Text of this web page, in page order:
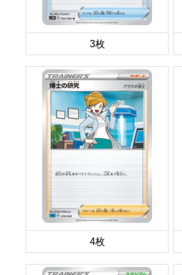
3枚
4枚